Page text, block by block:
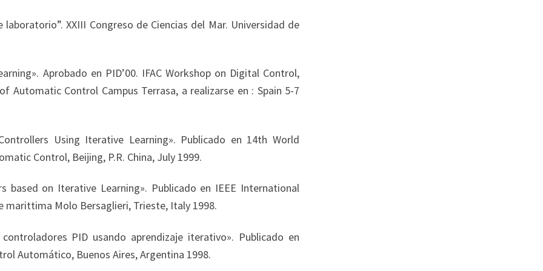
XXIII Congreso de Ciencias del Mar. Universidad de
Aprobado en PID’00. IFAC Workshop on Digital Control,
Automatic Control Campus Terrasa, a realizarse en : Spain 5-7
Using Iterative Learning». Publicado en 14th World
Control, Beijing, P.R. China, July 1999.
based on Iterative Learning». Publicado en IEEE International
marittima Molo Bersaglieri, Trieste, Italy 1998.
PID usando aprendizaje iterativo». Publicado en
Automático, Buenos Aires, Argentina 1998.